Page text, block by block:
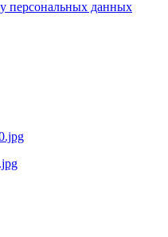
персональных данных